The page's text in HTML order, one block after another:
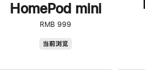
HomePod mini
RMB 999
当前浏览